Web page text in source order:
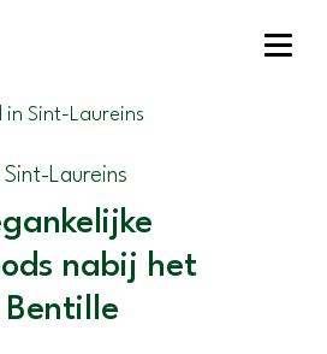
nabij het
Laureins